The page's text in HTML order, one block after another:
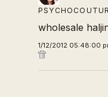
wholesale
1/12/2012 05:48:00